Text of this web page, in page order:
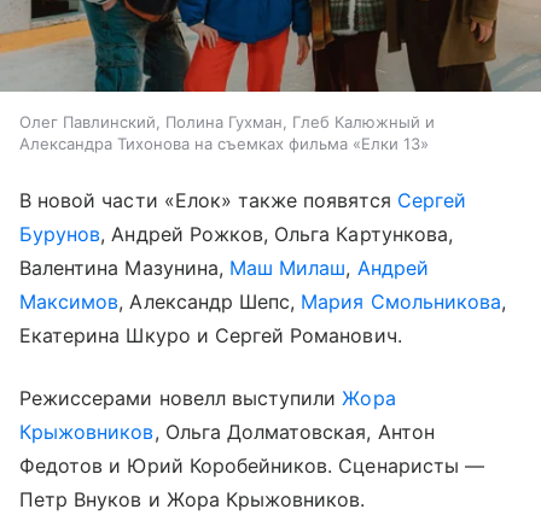
Олег Павлинский, Полина Гухман, Глеб Калюжный и
Александра Тихонова на съемках фильма «Елки 13»
В новой части «Елок» также появятся Сергей
Бурунов, Андрей Рожков, Ольга Картункова,
Валентина Мазунина, Маш Милаш, Андрей
Максимов, Александр Шепс, Мария Смольникова,
Екатерина Шкуро и Сергей Романович.
Режиссерами новелл выступили Жора
Крыжовников, Ольга Долматовская, Антон
Федотов и Юрий Коробейников. Сценаристы —
Петр Внуков и Жора Крыжовников.